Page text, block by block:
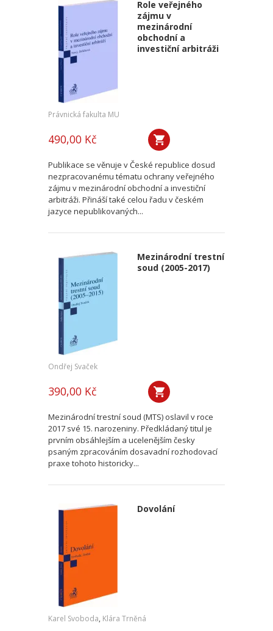
Role veřejného
zájmu v
mezinárodní
obchodní a
investiční arbitráži
Právnická fakulta MU
490,00 Kč
Publikace se věnuje v České republice dosud
nezpracovanému tématu ochrany veřejného
zájmu v mezinárodní obchodní a investiční
arbitráži. Přináší také celou řadu v českém
jazyce nepublikovaných...
Mezinárodní trestní
soud (2005-2017)
Ondřej Svaček
390,00 Kč
Mezinárodní trestní soud (MTS) oslavil v roce
2017 své 15. narozeniny. Předkládaný titul je
prvním obsáhlejším a ucelenějším česky
psaným zpracováním dosavadní rozhodovací
praxe tohoto historicky...
Dovolání
Karel Svoboda, Klára Trněná